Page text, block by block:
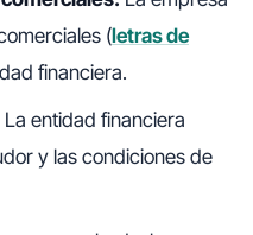
(letras de
financiera.
La entidad financiera
y las condiciones de